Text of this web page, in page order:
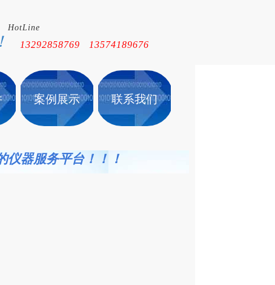
HotLine
13292858769 13574189676
案例展示 联系我们
仪器服务平台！！！